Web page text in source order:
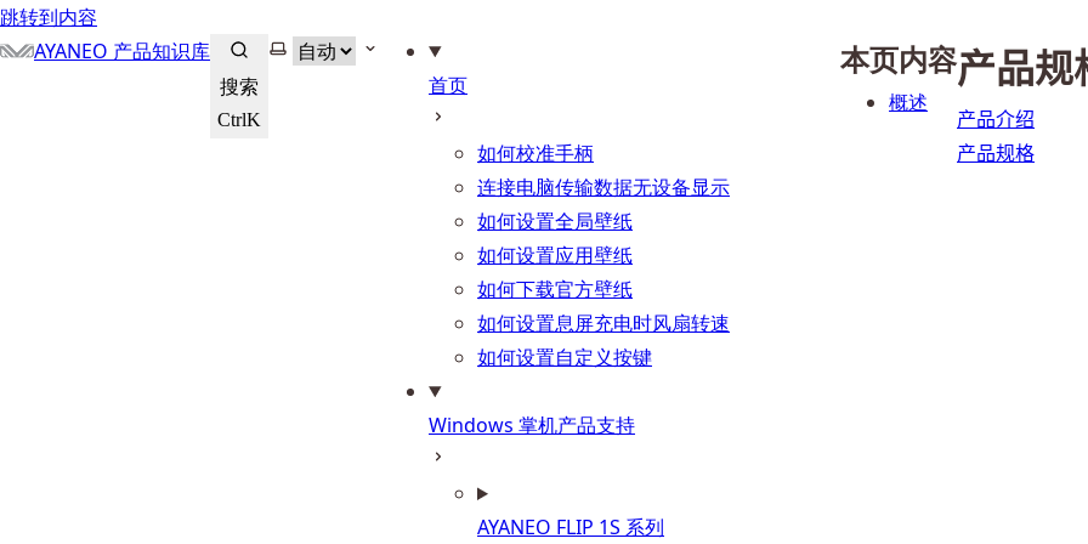
跳转到内容
AYANEO 产品知识库
搜索
CtrlK
选择主题
首页
如何校准手柄
连接电脑传输数据无设备显示
如何设置全局壁纸
如何设置应用壁纸
如何下载官方壁纸
如何设置息屏充电时风扇转速
如何设置自定义按键
Windows 掌机产品支持
AYANEO FLIP 1S 系列
本页内容
概述
产品规
产品介绍
产品规格